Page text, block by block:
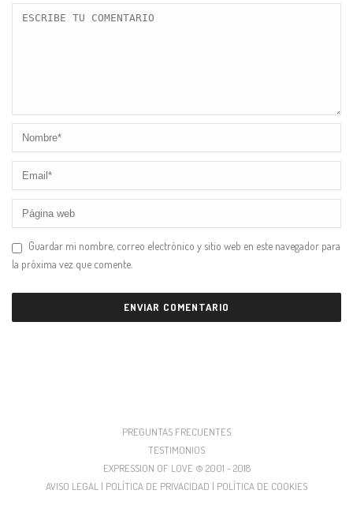
Guardar mi nombre, correo electrónico y sitio web en este navegador para
la próxima vez que comente.
PREGUNTAS FRECUENTES
TESTIMONIOS
EXPRESSION OF LOVE © 2001 - 2018
AVISO LEGAL | POLÍTICA DE PRIVACIDAD | POLÍTICA DE COOKIES